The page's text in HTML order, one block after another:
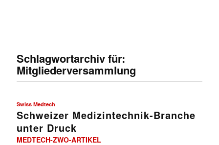
Schlagwortarchiv für:
Mitgliederversammlung
Swiss Medtech
Schweizer Medizintechnik-Branche
unter Druck
MEDTECH-ZWO-ARTIKEL